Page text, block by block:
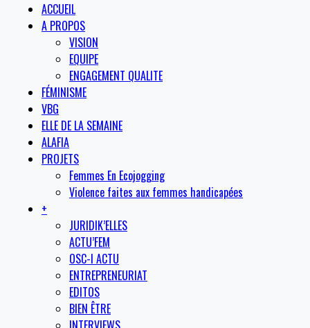
ACCUEIL
A PROPOS
VISION
EQUIPE
ENGAGEMENT QUALITE
FÉMINISME
VBG
ELLE DE LA SEMAINE
ALAFIA
PROJETS
Femmes En Ecojogging
Violence faites aux femmes handicapées
+
JURIDIK’ELLES
ACTU’FEM
OSC-I ACTU
ENTREPRENEURIAT
EDITOS
BIEN ÊTRE